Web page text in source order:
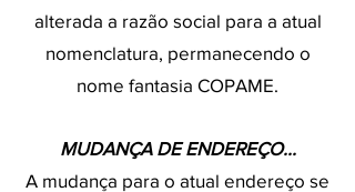
alterada a razão social para a atual
nomenclatura, permanecendo o
nome fantasia COPAME.
MUDANÇA DE ENDEREÇO...
A mudança para o atual endereço se